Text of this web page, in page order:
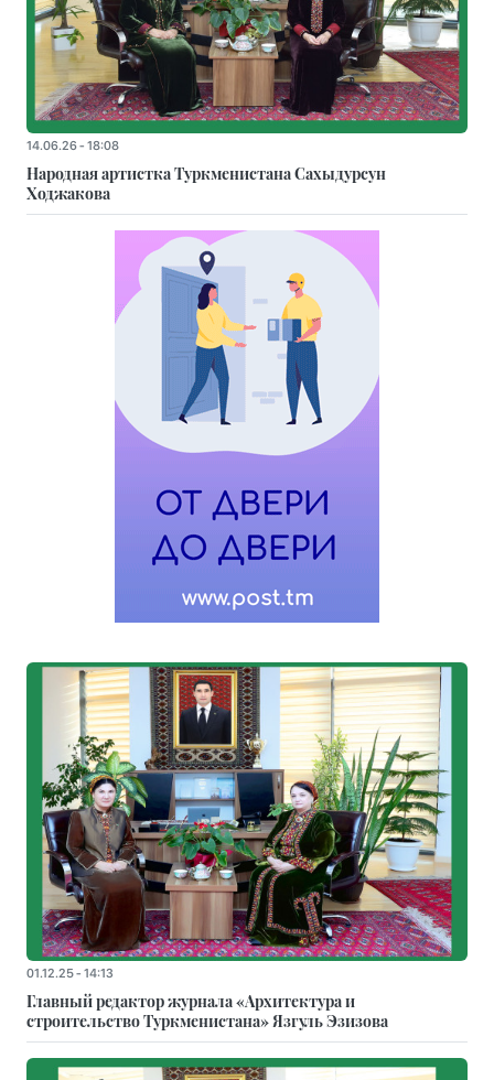
14.06.26 - 18:08
Народная артистка Туркменистана Сахыдурсун
Ходжакова
01.12.25 - 14:13
Главный редактор журнала «Архитектура и
строительство Туркменистана» Язгуль Эзизова